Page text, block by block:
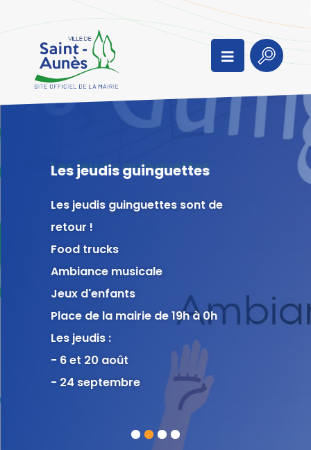
Aller à la recherche
Menu
Les jeudis guinguettes
Les jeudis guinguettes sont de
retour !
Food trucks
Ambiance musicale
Jeux d'enfants
Place de la mairie de 19h à 0h
Les jeudis :
- 6 et 20 août
- 24 septembre
1 2 3